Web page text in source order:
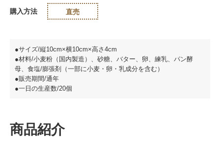
購入方法 直売
●サイズ/縦10cm×横10cm×高さ4cm
●材料/小麦粉（国内製造）、砂糖、バター、卵、練乳、パン酵
母、食塩/膨張剤（一部に小麦・卵・乳成分を含む）
●販売期間/通年
●一日の生産数/20個
商品紹介